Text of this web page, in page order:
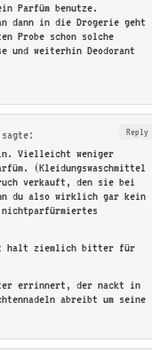
Parfüm benutze.
dann in die Drogerie geht
Probe schon solche
und weiterhin Deodorant
sagte: Reply
Vielleicht weniger
(Kleidungswaschmittel
verkauft, den sie bei
du also wirklich gar kein
nichtparfürmiertes
halt ziemlich bitter für
errinnert, der nackt in
abreibt um seine